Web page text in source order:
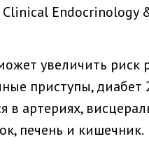
Endocrinology
увеличить риск
приступы,
в артериях,
печень и кишечник.